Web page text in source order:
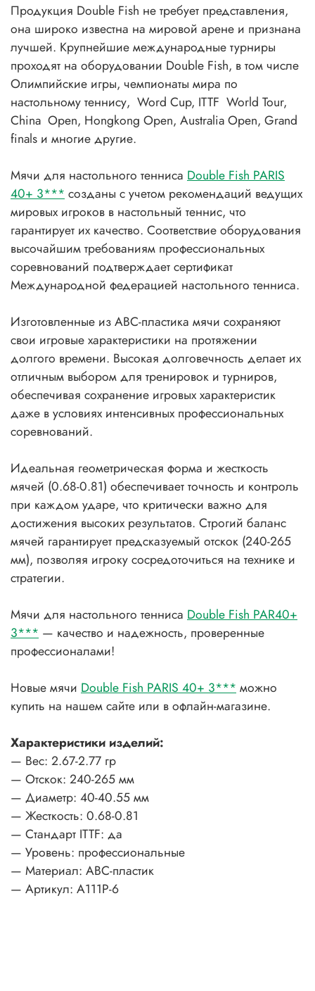
Продукция Double Fish не требует представления,
она широко известна на мировой арене и признана
лучшей. Крупнейшие международные турниры
проходят на оборудовании Double Fish, в том числе
Олимпийские игры, чемпионаты мира по
настольному теннису, Word Cup, ITTF World Tour,
China Open, Hongkong Open, Australia Open, Grand
finals и многие другие.
Мячи для настольного тенниса Double Fish PARIS
40+ 3*** созданы с учетом рекомендаций ведущих
мировых игроков в настольный теннис, что
гарантирует их качество. Соответствие оборудования
высочайшим требованиям профессиональных
соревнований подтверждает сертификат
Международной федерацией настольного тенниса.
Изготовленные из ABC-пластика мячи сохраняют
свои игровые характеристики на протяжении
долгого времени. Высокая долговечность делает их
отличным выбором для тренировок и турниров,
обеспечивая сохранение игровых характеристик
даже в условиях интенсивных профессиональных
соревнований.
Идеальная геометрическая форма и жесткость
мячей (0.68-0.81) обеспечивает точность и контроль
при каждом ударе, что критически важно для
достижения высоких результатов. Строгий баланс
мячей гарантирует предсказуемый отскок (240-265
мм), позволяя игроку сосредоточиться на технике и
стратегии.
Мячи для настольного тенниса Double Fish PAR40+
3*** — качество и надежность, проверенные
профессионалами!
Новые мячи Double Fish PARIS 40+ 3*** можно
купить на нашем сайте или в офлайн-магазине.
Характеристики изделий:
— Вес: 2.67-2.77 гр
— Отскок: 240-265 мм
— Диаметр: 40-40.55 мм
— Жесткость: 0.68-0.81
— Стандарт ITTF: да
— Уровень: профессиональные
— Материал: ABC-пластик
— Артикул: А111Р-6